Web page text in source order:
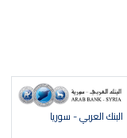
البنك العربي - سوريا